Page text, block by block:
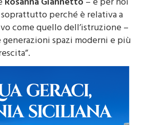
perché è relativa a
come quello dell’istruzione –
spazi moderni e più